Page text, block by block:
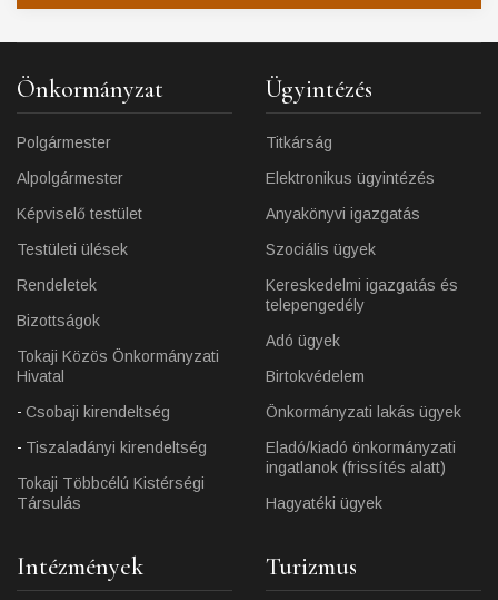
Önkormányzat
Polgármester
Alpolgármester
Képviselő testület
Testületi ülések
Rendeletek
Bizottságok
Tokaji Közös Önkormányzati
Hivatal
Csobaji kirendeltség
Tiszaladányi kirendeltség
Tokaji Többcélú Kistérségi
Társulás
Ügyintézés
Titkárság
Elektronikus ügyintézés
Anyakönyvi igazgatás
Szociális ügyek
Kereskedelmi igazgatás és
telepengedély
Adó ügyek
Birtokvédelem
Önkormányzati lakás ügyek
Eladó/kiadó önkormányzati
ingatlanok (frissítés alatt)
Hagyatéki ügyek
Intézmények Turizmus